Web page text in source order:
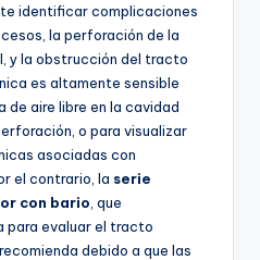
identificar complicaciones
la perforación de la
y la obstrucción del tracto
es altamente sensible
aire libre en la cavidad
o para visualizar
asociadas con
el contrario, la serie
con bario , que
para evaluar el tracto
debido a que las